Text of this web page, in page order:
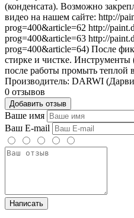
(конденсата). Возможно
видео на нашем сайте: http://
prog=400&article=62 http://
prog=400&article=63 http://
prog=400&article=64) После
стирке и чистке.
после работы промыть теплой
Производитель: DARWI
0 отзывов
Добавить отзыв
Ваше имя
Ваш E-mail
Написать